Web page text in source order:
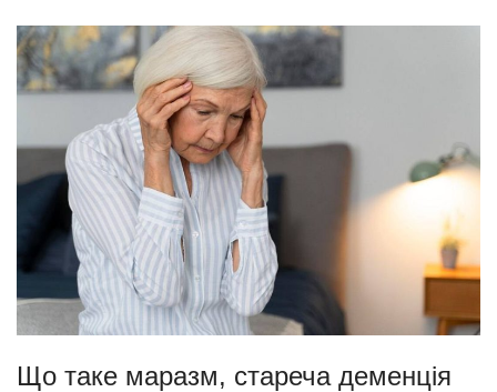
Що таке маразм, стареча деменція